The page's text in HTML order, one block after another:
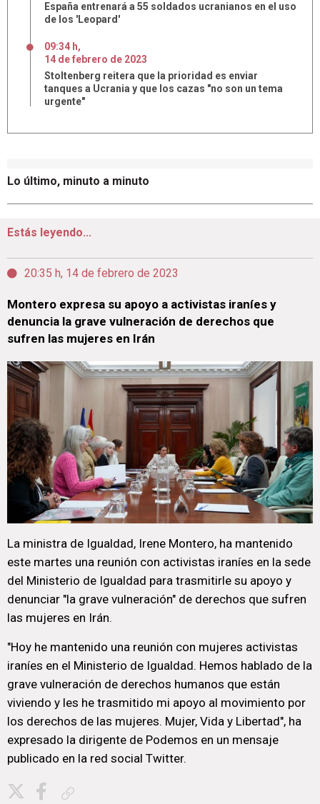
Lo último, minuto a minuto
Estás leyendo...
20:35 h, 14 de febrero de 2023
Montero expresa su apoyo a activistas iraníes y
denuncia la grave vulneración de derechos que
sufren las mujeres en Irán
La ministra de Igualdad, Irene Montero, ha mantenido
este martes una reunión con activistas iraníes en la sede
del Ministerio de Igualdad para trasmitirle su apoyo y
denunciar "la grave vulneración" de derechos que sufren
las mujeres en Irán.
"Hoy he mantenido una reunión con mujeres activistas
iraníes en el Ministerio de Igualdad. Hemos hablado de la
grave vulneración de derechos humanos que están
viviendo y les he trasmitido mi apoyo al movimiento por
los derechos de las mujeres. Mujer, Vida y Libertad", ha
expresado la dirigente de Podemos en un mensaje
publicado en la red social Twitter.
España entrenará a 55 soldados ucranianos en el uso
de los 'Leopard'
09:34 h,
14 defebrero de 2023
Stoltenberg reitera que la prioridad es enviar
tanques a Ucrania y que los cazas "no son un tema
urgente"